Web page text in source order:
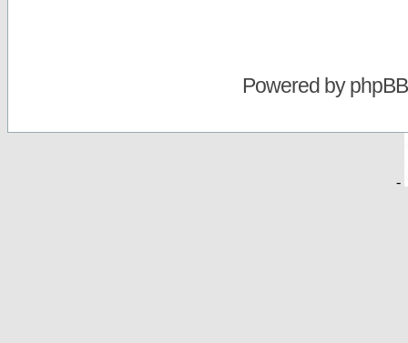
Powered byphpBB
-